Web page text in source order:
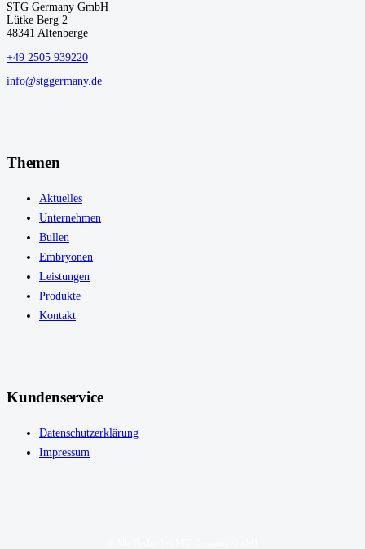
STG Germany GmbH
Lütke Berg 2
48341 Altenberge
+49 2505 939220
info@stggermany.de
Themen
Aktuelles
Unternehmen
Bullen
Embryonen
Leistungen
Produkte
Kontakt
Kundenservice
Datenschutzerklärung
Impressum